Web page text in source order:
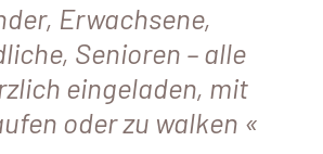
Erwachsene,
Senioren – alle
eingeladen, mit
oder zu walken